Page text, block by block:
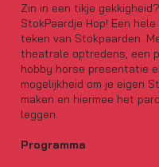
Zin in een tikje
StokPaardje Hop! Een
teken van Stokpaarden.
theatrale optredens, een
hobby horse presentatie
mogelijkheid om je eigen
maken en hiermee het
leggen.
Programma